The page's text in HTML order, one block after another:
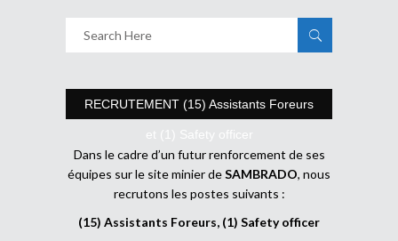
RECRUTEMENT (15) Assistants Foreurs
et (1) Safety officer
Dans le cadre d’un futur renforcement de ses
équipes sur le site minier deSAMBRADO, nous
recrutons les postes suivants :
(15) Assistants Foreurs, (1) Safety officer